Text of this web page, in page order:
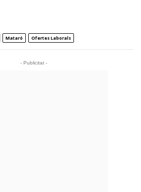
Mataró Ofertes Laborals
- Publicitat -